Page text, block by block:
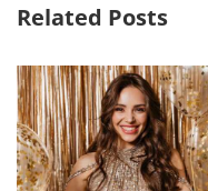
Related Posts